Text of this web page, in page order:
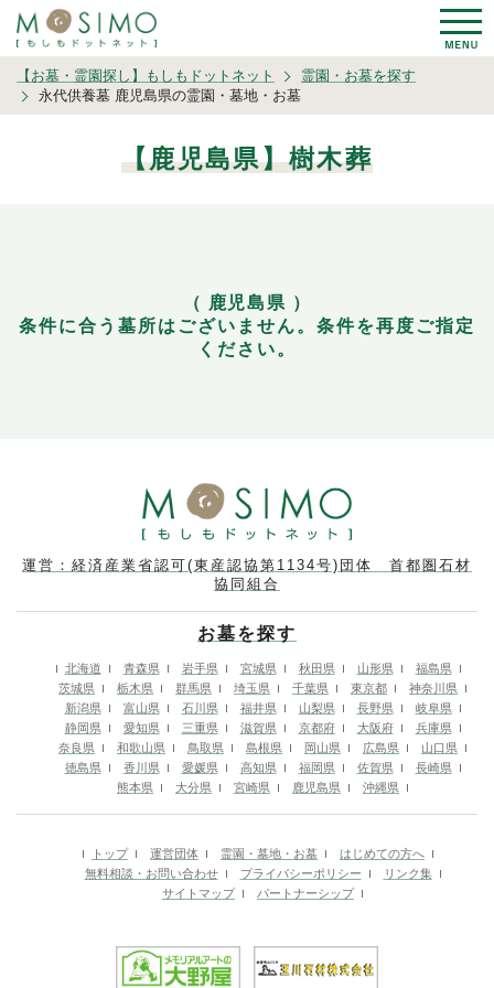
【お墓・霊園探し】もしもドットネット
霊園・お墓を探す
永代供養墓 鹿児島県の霊園・墓地・お墓
【鹿児島県】樹木葬
（ 鹿児島県 ）
条件に合う墓所はございません。条件を再度ご指定
ください。
運営：経済産業省認可(東産認協第1134号)団体 首都圏石材
協同組合
お墓を探す
北海道 青森県 岩手県 宮城県 秋田県 山形県
福島県
茨城県
栃木県 群馬県 埼玉県 千葉県 東京都
神奈川県
新潟県
富山県 石川県 福井県 山梨県 長野県
岐阜県
静岡県
愛知県 三重県 滋賀県 京都府 大阪府
兵庫県
奈良県
和歌山県 鳥取県 島根県 岡山県 広島県
山口県
徳島県
香川県 愛媛県 高知県 福岡県 佐賀県
長崎県
熊本県
大分県 宮崎県 鹿児島県 沖縄県
トップ 運営団体 霊園・墓地・お墓
はじめての方へ
無料相談・お問い合わせ
プライバシーポリシー
リンク集
サイトマップ
パートナーシップ